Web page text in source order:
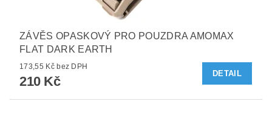
ZÁVĚS OPASKOVÝ PRO POUZDRA AMOMAX
FLAT DARK EARTH
173,55 Kč bez DPH
210 Kč
DETAIL